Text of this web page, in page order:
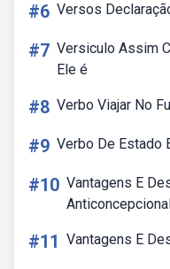
#6 Versos
#7 Versiculo Assim
Ele é
#8 Verbo Viajar No
#9 Verbo De Estado
#10 Vantagens E
#11 Vantagens E